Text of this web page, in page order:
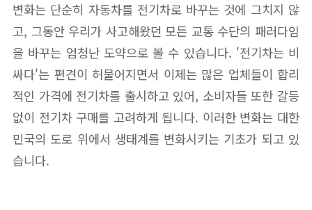
변화는 단순히 자동차를 전기차로 바꾸는 것에 그치지 않
고, 그동안 우리가 사고해왔던 모든 교통 수단의 패러다임
을 바꾸는 엄청난 도약으로 볼 수 있습니다. '전기차는 비
싸다'는 편견이 허물어지면서 이제는 많은 업체들이 합리
적인 가격에 전기차를 출시하고 있어, 소비자들 또한 갈등
없이 전기차 구매를 고려하게 됩니다. 이러한 변화는 대한
민국의 도로 위에서 생태계를 변화시키는 기초가 되고 있
습니다.